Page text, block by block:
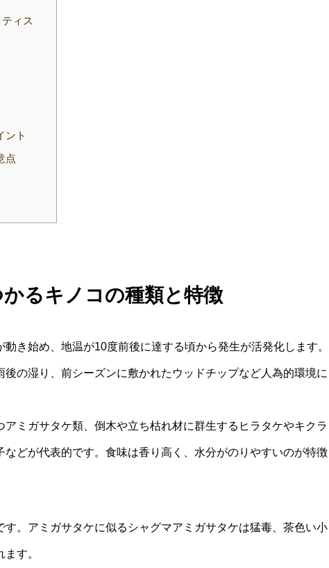
ィス
ント
点
るキノコの種類と特徴
き始め、地温が10度前後に達する頃から発生が活発化します。
の湿り、前シーズンに敷かれたウッドチップなど人為的環境に
ミガサタケ類、倒木や立ち枯れ材に群生するヒラタケやキクラ
どが代表的です。食味は香り高く、水分がのりやすいのが特徴
。アミガサタケに似るシャグマアミガサタケは猛毒、茶色い小
す。